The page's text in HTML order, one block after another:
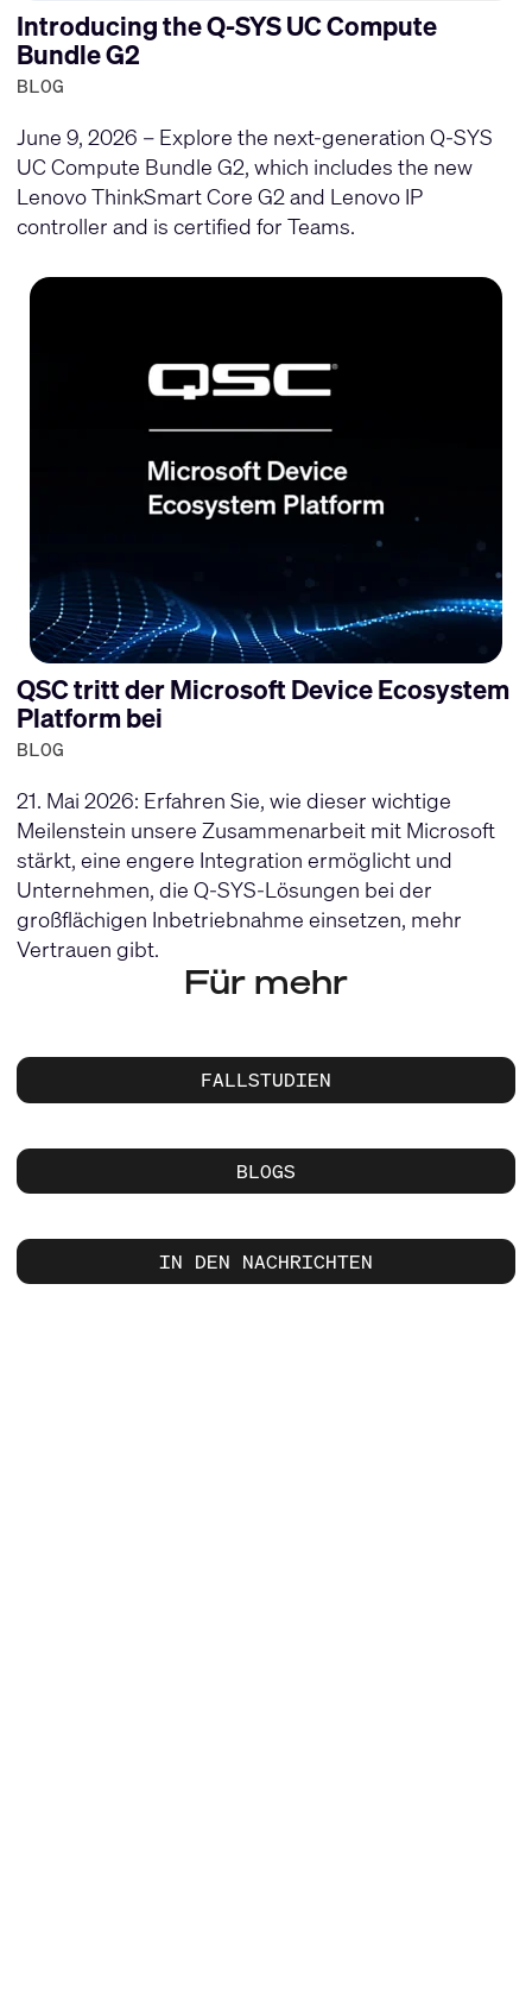
Introducing the Q-SYS UC Compute
Bundle G2
BLOG
June 9, 2026 – Explore the next-generation Q-SYS
UC Compute Bundle G2, which includes the new
Lenovo ThinkSmart Core G2 and Lenovo IP
controller and is certified for Teams.
QSC tritt der Microsoft Device Ecosystem
Platform bei
BLOG
21. Mai 2026: Erfahren Sie, wie dieser wichtige
Meilenstein unsere Zusammenarbeit mit Microsoft
stärkt, eine engere Integration ermöglicht und
Unternehmen, die Q-SYS-Lösungen bei der
großflächigen Inbetriebnahme einsetzen, mehr
Vertrauen gibt.
Für mehr
FALLSTUDIEN
BLOGS
IN DEN NACHRICHTEN